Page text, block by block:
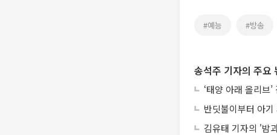
#예능 #방송
송석주 기자의 주요
‘태양 아래 올리브
반딧불이부터 아
김유태 기자의 '밤